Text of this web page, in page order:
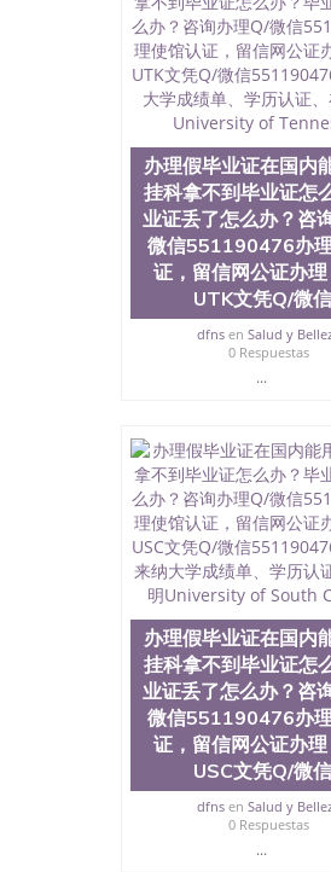
查，存档。 2、留学
存档可查，终身受用
院、教育学院、工程
等。学校的教育学院
本科、硕士及博士学
理、文学、音乐、
生物工程、建筑设计
科学、心理学、戏剧
提供相关材料，确定
账号，付定金； 4、
书留服直接邮寄给客
材料，尺寸大小，防
字图案浮雕，激光镭
体的认可，同时和海
格证，学生卡，结业
历文凭的样版，尺寸
我们的优势： 我们
公司专业制作、办理
文凭、假文凭假毕业
认证、留服认证、使
认证、留学生学历认
历、新西兰学历认证
University）圣何塞州
University）圣何塞州
University）圣何塞州
State University）圣
University）圣何塞州
圣何塞州立大学文凭
圣何塞州立大学文凭
塞州立大学学历（
大学学历（San
（San Jose State
State University）圣
State University）圣
University）圣何塞
办理假毕业证在国内
挂科拿不到毕业证怎
业证丢了怎么办？咨
微信551190476办
证，留信网公证办
UTK文凭Q/微
dfns enSalud y
0 Respuestas
...
办理假毕业证在国内
挂科拿不到毕业证怎
业证丢了怎么办？咨
微信551190476办
证，留信网公证办
USC文凭Q/微
dfns enSalud y
0 Respuestas
...